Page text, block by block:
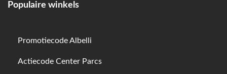
Populaire winkels
Promotiecode Albelli
Actiecode Center Parcs